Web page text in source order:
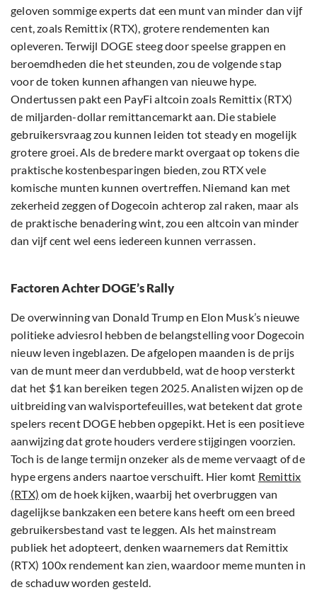
geloven sommige experts dat een munt van minder dan vijf
cent, zoals Remittix (RTX), grotere rendementen kan
opleveren. Terwijl DOGE steeg door speelse grappen en
beroemdheden die het steunden, zou de volgende stap
voor de token kunnen afhangen van nieuwe hype.
Ondertussen pakt een PayFi altcoin zoals Remittix (RTX)
de miljarden-dollar remittancemarkt aan. Die stabiele
gebruikersvraag zou kunnen leiden tot steady en mogelijk
grotere groei. Als de bredere markt overgaat op tokens die
praktische kostenbesparingen bieden, zou RTX vele
komische munten kunnen overtreffen. Niemand kan met
zekerheid zeggen of Dogecoin achterop zal raken, maar als
de praktische benadering wint, zou een altcoin van minder
dan vijf cent wel eens iedereen kunnen verrassen.
Factoren Achter DOGE’s Rally
De overwinning van Donald Trump en Elon Musk’s nieuwe
politieke adviesrol hebben de belangstelling voor Dogecoin
nieuw leven ingeblazen. De afgelopen maanden is de prijs
van de munt meer dan verdubbeld, wat de hoop versterkt
dat het $1 kan bereiken tegen 2025. Analisten wijzen op de
uitbreiding van walvisportefeuilles, wat betekent dat grote
spelers recent DOGE hebben opgepikt. Het is een positieve
aanwijzing dat grote houders verdere stijgingen voorzien.
Toch is de lange termijn onzeker als de meme vervaagt of de
hype ergens anders naartoe verschuift. Hier komt Remittix
(RTX) om de hoek kijken, waarbij het overbruggen van
dagelijkse bankzaken een betere kans heeft om een breed
gebruikersbestand vast te leggen. Als het mainstream
publiek het adopteert, denken waarnemers dat Remittix
(RTX) 100x rendement kan zien, waardoor meme munten in
de schaduw worden gesteld.